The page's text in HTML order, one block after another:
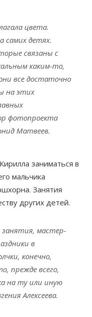
цвета.
самих детях.
связаны с
каким-то,
все достаточно
на этих
фотопроекта
Матвеев.
заниматься в
мальчика
Занятия
других детей.
занятия, мастер-
в
конечно,
прежде всего,
на ту или иную
Алексеева.